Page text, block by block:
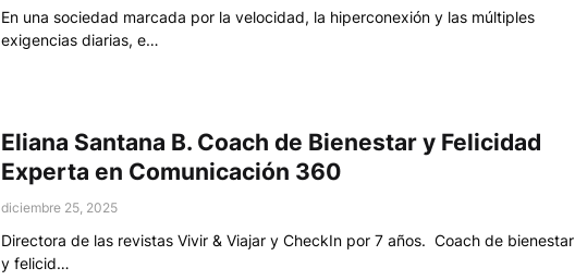
En una sociedad marcada por la velocidad, la hiperconexión y las múltiples
exigencias diarias, e…
Eliana Santana B. Coach de Bienestar y Felicidad
Experta en Comunicación 360
diciembre 25, 2025
Directora de las revistas Vivir & Viajar y CheckIn por 7 años. Coach de bienestar
y felicid…